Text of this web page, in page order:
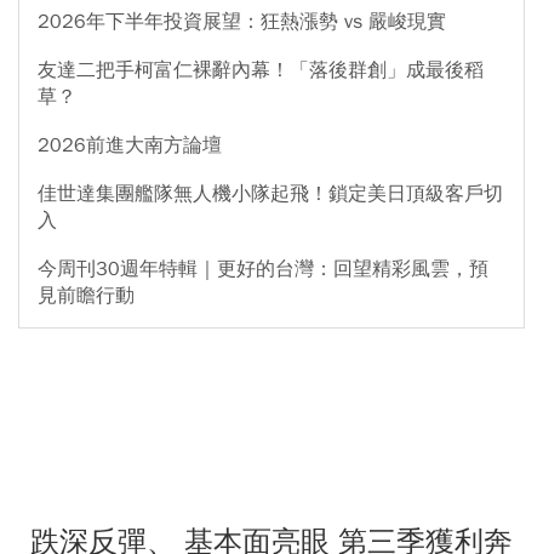
2026年下半年投資展望：狂熱漲勢 vs 嚴峻現實
友達二把手柯富仁裸辭內幕！「落後群創」成最後稻
草？
2026前進大南方論壇
佳世達集團艦隊無人機小隊起飛！鎖定美日頂級客戶切
入
今周刊30週年特輯｜更好的台灣：回望精彩風雲，預
見前瞻行動
跌深反彈、 基本面亮眼 第三季獲利奔